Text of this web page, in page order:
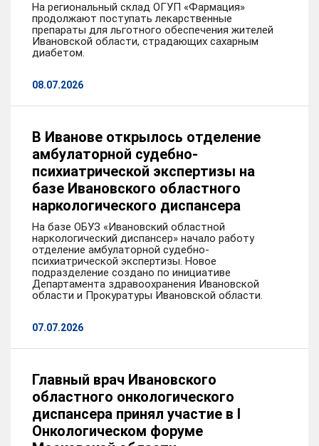
На региональный склад ОГУП «Фармация»
продолжают поступать лекарственные
препараты для льготного обеспечения жителей
Ивановской области, страдающих сахарным
диабетом.
08.07.2026
В Иванове открылось отделение
амбулаторной судебно-
психиатрической экспертизы на
базе Ивановского областного
наркологического диспансера
На базе ОБУЗ «Ивановский областной
наркологический диспансер» начало работу
отделение амбулаторной судебно-
психиатрической экспертизы. Новое
подразделение создано по инициативе
Департамента здравоохранения Ивановской
области и Прокуратуры Ивановской области.
07.07.2026
Главный врач Ивановского
областного онкологического
диспансера принял участие в I
Онкологическом форуме